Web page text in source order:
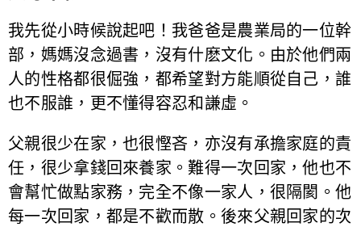
我先從小時候說起吧！我爸爸是農業局的一位幹
部，媽媽沒念過書，沒有什麽文化。由於他們兩
人的性格都很倔強，都希望對方能順從自己，誰
也不服誰，更不懂得容忍和謙虛。
父親很少在家，也很慳吝，亦沒有承擔家庭的責
任，很少拿錢回來養家。難得一次回家，他也不
會幫忙做點家務，完全不像一家人，很隔閡。他
每一次回家，都是不歡而散。後來父親回家的次